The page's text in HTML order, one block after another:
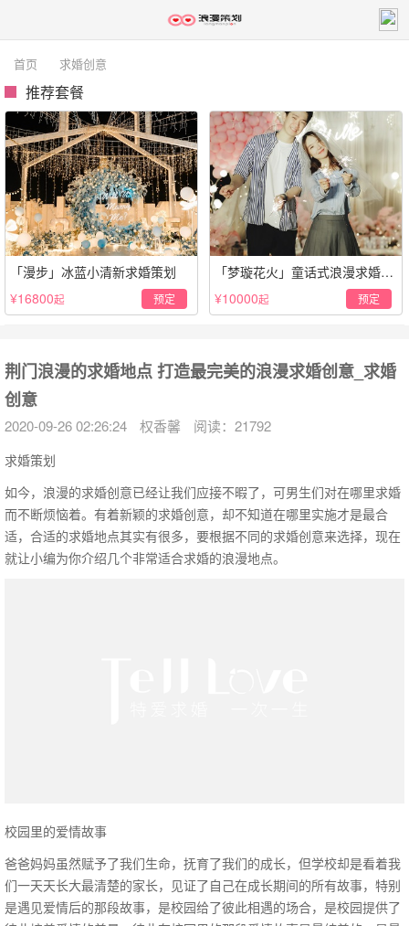
首页 求婚创意
推荐套餐
「漫步」冰蓝小清新求婚策划
¥16800起 预定
「梦璇花火」童话式浪漫求婚仪
式
¥10000起 预定
荆门浪漫的求婚地点 打造最完美的浪漫求婚创意_求婚
创意
2020-09-26 02:26:24 权香馨 阅读：21792
求婚策划
如今，浪漫的求婚创意已经让我们应接不暇了，可男生们对在哪里求婚
而不断烦恼着。有着新颖的求婚创意，却不知道在哪里实施才是最合
适，合适的求婚地点其实有很多，要根据不同的求婚创意来选择，现在
就让小编为你介绍几个非常适合求婚的浪漫地点。
校园里的爱情故事
爸爸妈妈虽然赋予了我们生命，抚育了我们的成长，但学校却是看着我
们一天天长大最清楚的家长，见证了自己在成长期间的所有故事，特别
是遇见爱情后的那段故事，是校园给了彼此相遇的场合，是校园提供了